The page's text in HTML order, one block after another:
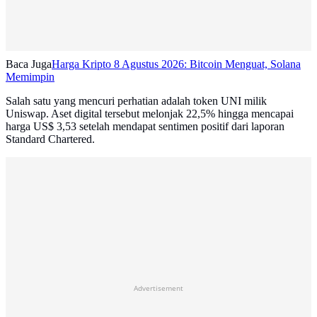
Baca JugaHarga Kripto 8 Agustus 2026: Bitcoin Menguat, Solana
Memimpin
Salah satu yang mencuri perhatian adalah token UNI milik
Uniswap. Aset digital tersebut melonjak 22,5% hingga mencapai
harga US$ 3,53 setelah mendapat sentimen positif dari laporan
Standard Chartered.
Advertisement